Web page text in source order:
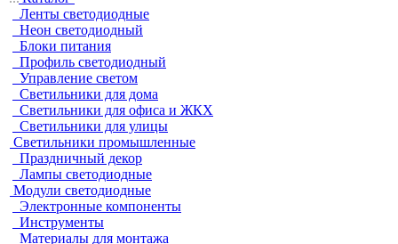
Ленты светодиодные
Неон светодиодный
Блоки питания
Профиль светодиодный
Управление светом
Светильники для дома
Светильники для офиса и ЖКХ
Светильники для улицы
Светильники промышленные
Праздничный декор
Лампы светодиодные
Модули светодиодные
Электронные компоненты
Инструменты
Материалы для монтажа